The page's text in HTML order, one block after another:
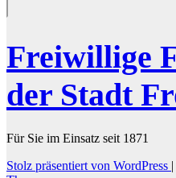
Freiwillige
der Stadt
Für Sie im Einsatz seit 1871
Stolz präsentiert von WordPress |